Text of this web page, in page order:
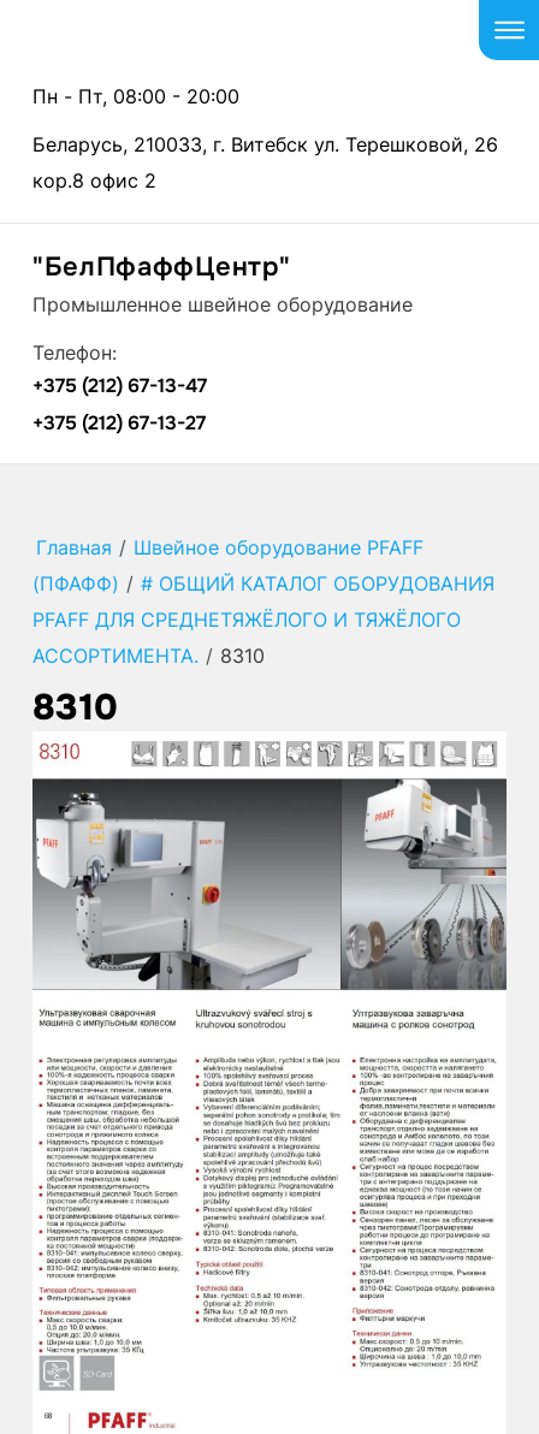
Пн - Пт, 08:00 - 20:00
Беларусь, 210033, г. Витебск ул. Терешковой, 26
кор.8 офис 2
"БелПфаффЦентр"
Промышленное швейное оборудование
Телефон:
+375 (212) 67-13-47
+375 (212) 67-13-27
Главная / Швейное оборудование PFAFF
(ПФАФФ) / # ОБЩИЙ КАТАЛОГ ОБОРУДОВАНИЯ
PFAFF ДЛЯ СРЕДНЕТЯЖЁЛОГО И ТЯЖЁЛОГО
АССОРТИМЕНТА. / 8310
8310